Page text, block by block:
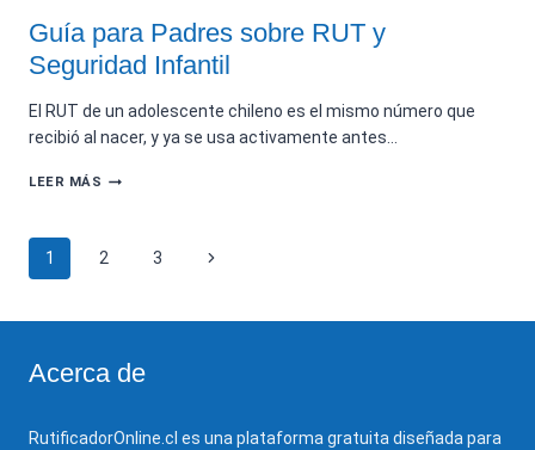
Guía para Padres sobre RUT y
Seguridad Infantil
El RUT de un adolescente chileno es el mismo número que
recibió al nacer, y ya se usa activamente antes…
LEER MÁS GUÍA
SOBRE
INFANTIL
Navegación
de
página
1 2 3
Siguiente
Acerca de
RutificadorOnline.cl es una plataforma gratuita diseñada para